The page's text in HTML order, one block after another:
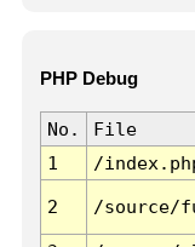
PHP Debug
No. File
1
/
2 /source/